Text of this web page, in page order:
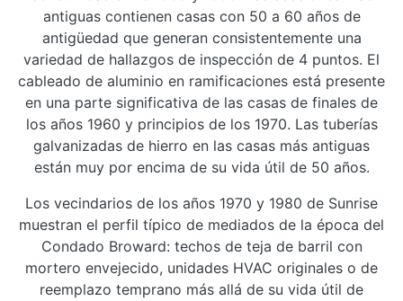
antiguas contienen casas con 50 a 60 años de
antigüedad que generan consistentemente una
variedad de hallazgos de inspección de 4 puntos. El
cableado de aluminio en ramificaciones está presente
en una parte significativa de las casas de finales de
los años 1960 y principios de los 1970. Las tuberías
galvanizadas de hierro en las casas más antiguas
están muy por encima de su vida útil de 50 años.
Los vecindarios de los años 1970 y 1980 de Sunrise
muestran el perfil típico de mediados de la época del
Condado Broward: techos de teja de barril con
mortero envejecido, unidades HVAC originales o de
reemplazo temprano más allá de su vida útil de